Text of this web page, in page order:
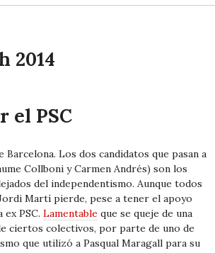
2014
el PSC
Barcelona. Los dos candidatos que pasan a
Collboni y Carmen Andrés) son los
del independentismo. Aunque todos
Martí pierde, pese a tener el apoyo
ex PSC.Lamentable que se queje de una
ciertos colectivos, por parte de uno de
que utilizó a Pasqual Maragall para su